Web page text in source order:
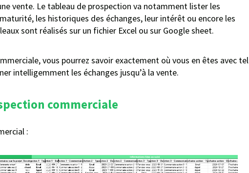
vente. Le tableau de prospection va notamment lister les
les historiques des échanges, leur intérêt ou encore les
sont réalisés sur un fichier Excel ou sur Google sheet.
vous pourrez savoir exactement où vous en êtes avec tel
intelligemment les échanges jusqu’à la vente.
commerciale
: